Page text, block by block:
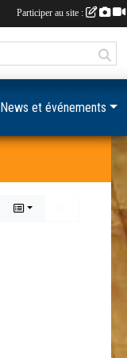
News et événements
Participer au site :